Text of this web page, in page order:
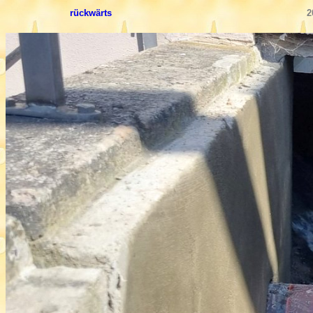
rückwärts